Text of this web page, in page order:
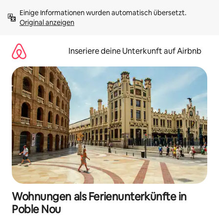
Inhalten
springenOriginal anzeigen
Inseriere deine Unterkunft auf Airbnb
Wohnungen als Ferienunterkünfte in
Poble Nou